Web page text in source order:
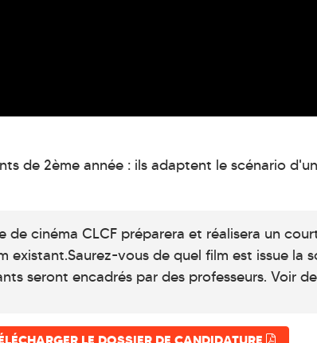
de 2ème année : ils adaptent le scénario
de cinéma CLCF préparera et réalisera un
vous de quel film est issue la
seront encadrés par des professeurs. Voir